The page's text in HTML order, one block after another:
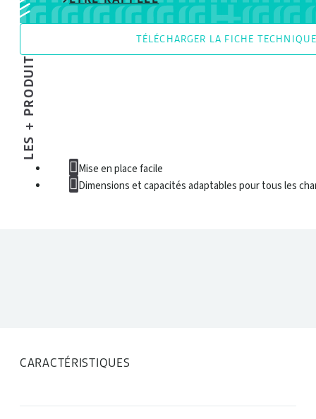
TÉLÉCHARGER LA FICHE
LES + PRODUIT
Mise en place facile
Dimensions et capacités adaptables pour tous les
CARACTÉRISTIQUES